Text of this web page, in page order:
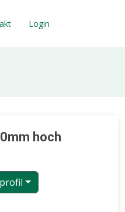
Login
hoch